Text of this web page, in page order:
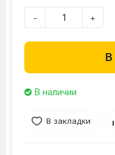
- +
В наличии
В закладки